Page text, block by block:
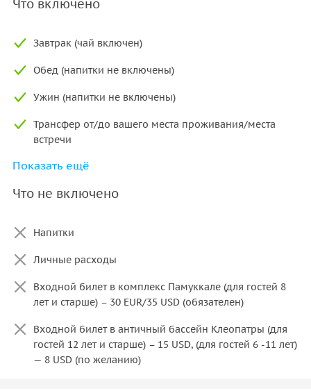
разрешено ходить только босиком), для Иерополиса —
• Купальник и полотенце, если планируете купаться;
ЮНЕСКО. Бронируйте экскурсию заранее — это место
никого не оставляет равнодушным!
зависимости от организатора!
Что включено
Завтрак (чай включен)
Обед (напитки не включены)
Ужин (напитки не включены)
Трансфер от/до вашего места проживания/места
встречи
Страховой полис
Сопровождение русскоговорящего экскурсовода
Показать ещё
Что не включено
Напитки
Личные расходы
Входной билет в комплекс Памуккале (для гостей 8
лет и старше) – 30 EUR/35 USD (обязателен)
Входной билет в античный бассейн Клеопатры (для
гостей 12 лет и старше) – 15 USD, (для гостей 6 -11 лет)
— 8 USD (по желанию)